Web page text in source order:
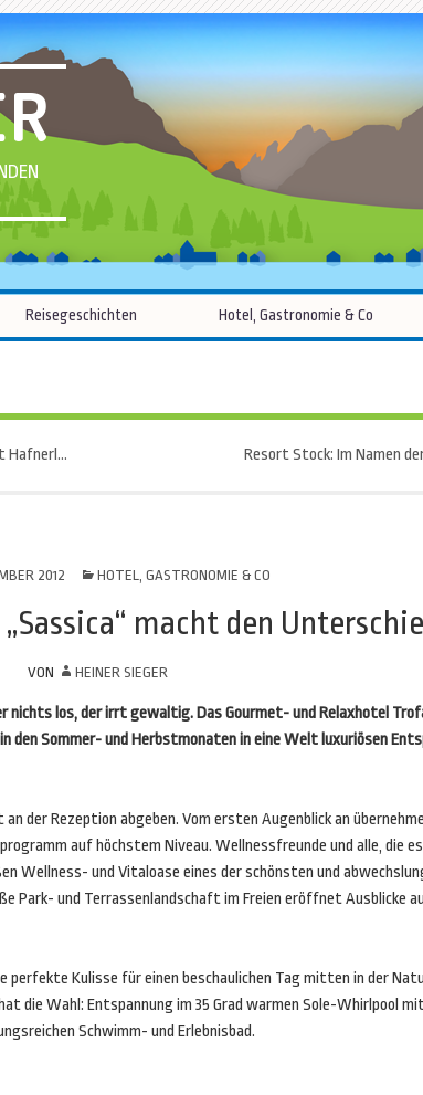
Reisegeschichten Hotel, Gastronomie & Co
Poetische Stille: Die Natur flüstert im Hofgut Hafnerleiten Resort Stock: Im Namen
2012 HOTEL, GASTRONOMIE & CO
macht den
VON HEINER SIEGER
los, der irrt gewaltig. Das Gourmet- und Relaxhotel
den Sommer- und Herbstmonaten in eine Welt luxuriösen
der Rezeption abgeben. Vom ersten Augenblick an
auf höchstem Niveau. Wellnessfreunde und alle, die
Wellness- und Vitaloase eines der schönsten und
Park- und Terrassenlandschaft im Freien eröffnet Ausblicke
perfekte Kulisse für einen beschaulichen Tag mitten in der
die Wahl: Entspannung im 35 Grad warmen Sole-Whirlpool
Schwimm- und Erlebnisbad.